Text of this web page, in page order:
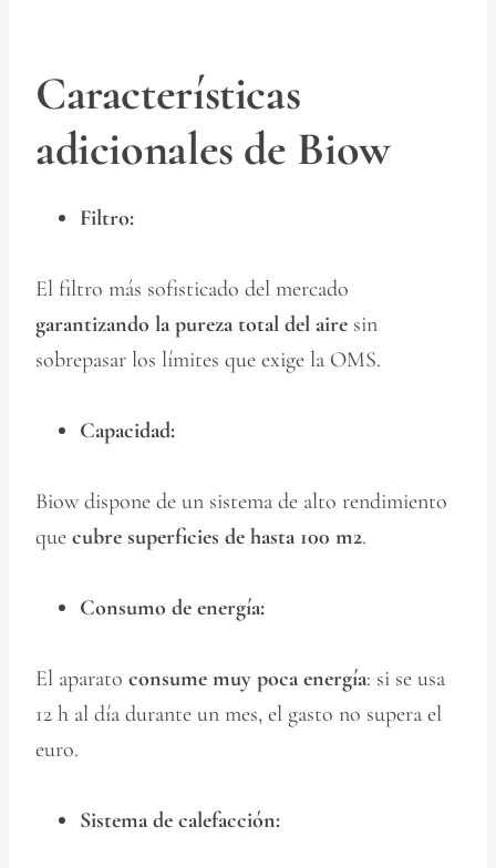
Características
adicionales de Biow
Filtro:
El filtro más sofisticado del mercado
garantizando la pureza total del aire sin
sobrepasar los límites que exige la OMS.
Capacidad:
Biow dispone de un sistema de alto rendimiento
que cubre superficies de hasta 100 m2.
Consumo de energía:
El aparato consume muy poca energía: si se usa
12 h al día durante un mes, el gasto no supera el
euro.
Sistema de calefacción: